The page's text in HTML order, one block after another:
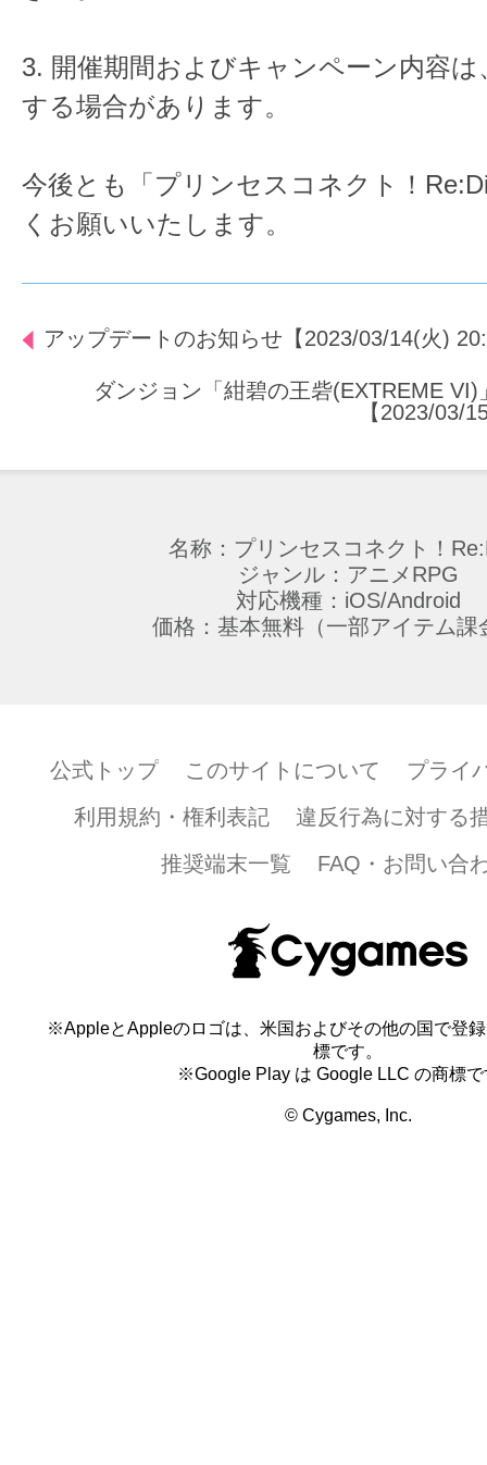
3. 開催期間およびキャンペーン内容は
する場合があります。
今後とも「プリンセスコネクト！
くお願いいたします。
アップデートのお知らせ【2023/03/14(火)
ダンジョン「紺碧の王砦(EXTREME
【2023/03/
名称：プリンセスコネクト！
ジャンル：アニメRPG
対応機種：iOS/Android
価格：基本無料（一部アイテム課
公式トップ このサイトについて
プライ
利用規約・権利表記
違反行為に対する
推奨端末一覧
FAQ・お問い合
※AppleとAppleのロゴは、米国およびその他の国で登
標です。
※Google Play は Google LLC の商標で
© Cygames, Inc.